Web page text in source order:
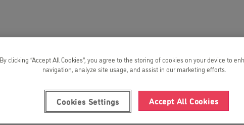
By clicking “Accept All Cookies”, you agree to the storing of cookies on your device to
navigation, analyze site usage, and assist in our marketing efforts.
Accept All Cookies
Cookies Settings